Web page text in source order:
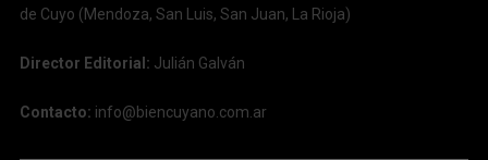
de Cuyo (Mendoza, San Luis, San Juan, La Rioja)
Director Editorial: Julián Galván
Contacto: info@biencuyano.com.ar